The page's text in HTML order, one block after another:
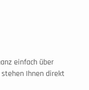
ist ein digitales Upgrade-Angebot von HOMAG, mit dem Sie zusätzliche Maschinenfunktionen ganz einfach über
Ihnen direkt